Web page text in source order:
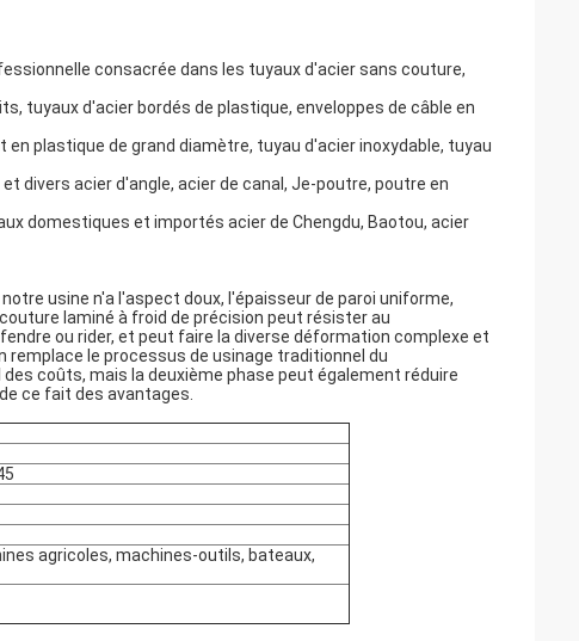
consacrée dans les tuyaux d'acier sans couture,
tuyaux d'acier bordés de plastique, enveloppes de câble en
plastique de grand diamètre, tuyau d'acier inoxydable, tuyau
divers acier d'angle, acier de canal, Je-poutre, poutre en
domestiques et importés acier de Chengdu, Baotou, acier
usine n'a l'aspect doux, l'épaisseur de paroi uniforme,
laminé à froid de précision peut résister au
ou rider, et peut faire la diverse déformation complexe et
le processus de usinage traditionnel du
coûts, mais la deuxième phase peut également réduire
ce fait des avantages.
agricoles, machines-outils, bateaux,